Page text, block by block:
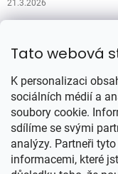
Tato webová
K personalizaci
sociálních médií a
soubory cookie.
sdílíme se svými
analýzy. Partneři
informacemi, které
21.3.2026
Přijímáme